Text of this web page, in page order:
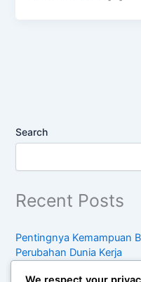
Search
Recent Posts
Pentingnya Kemampuan
Perubahan Dunia Kerja
Cara Meminta Umpan